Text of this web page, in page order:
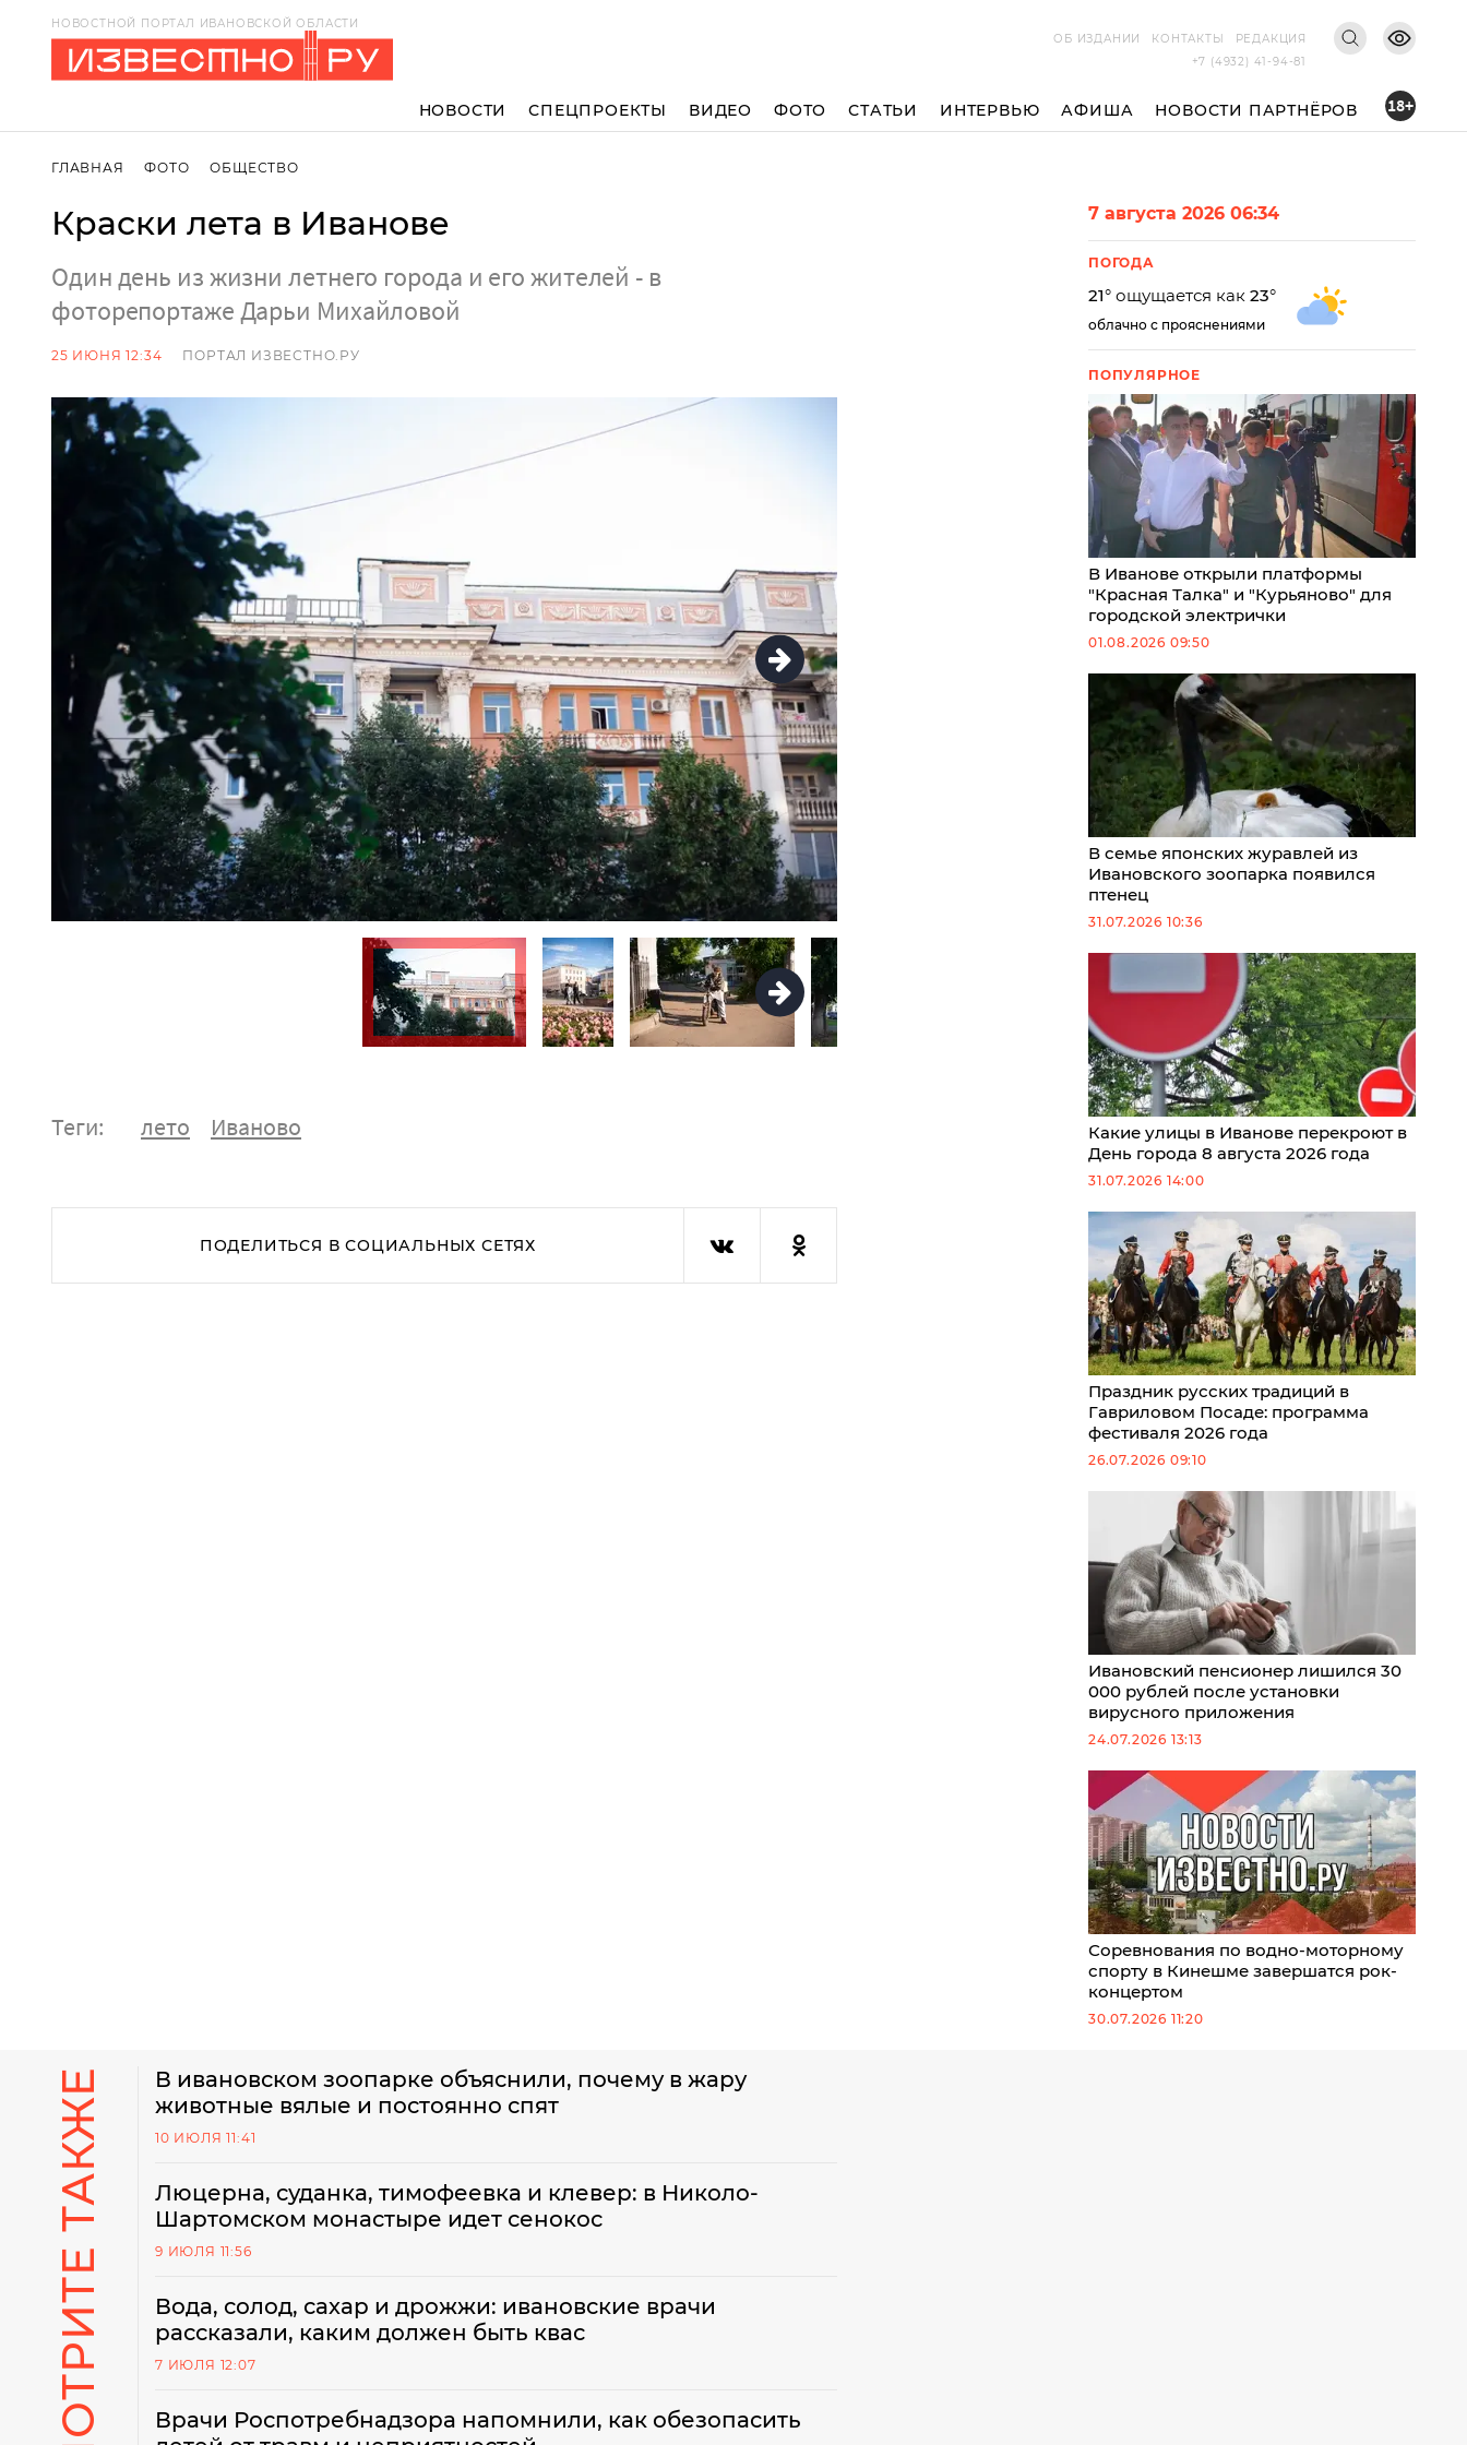
НОВОСТНОЙ ПОРТАЛ ИВАНОВСКОЙ ОБЛАСТИ
ОБ ИЗДАНИИ
КОНТАКТЫ
РЕДАКЦИЯ
+7 (4932) 41-94-81
НОВОСТИ СПЕЦПРОЕКТЫ ВИДЕО ФОТО СТАТЬИ ИНТЕРВЬЮ АФИША НОВОСТИ ПАРТНЁРОВ 18+
ГЛАВНАЯ ФОТО ОБЩЕСТВО
Краски лета в Иванове
Один день из жизни летнего города и его жителей - в
фоторепортаже Дарьи Михайловой
25 ИЮНЯ 12:34 ПОРТАЛ ИЗВЕСТНО.РУ
Теги: лето Иваново
ПОДЕЛИТЬСЯ В СОЦИАЛЬНЫХ СЕТЯХ
7 августа 2026 06:34
ПОГОДА
21° ощущается как 23°
облачно с прояснениями
ПОПУЛЯРНОЕ
В Иванове открыли платформы
"Красная Талка" и "Курьяново" для
городской электрички
01.08.2026 09:50
В семье японских журавлей из
Ивановского зоопарка появился
птенец
31.07.2026 10:36
Какие улицы в Иванове перекроют в
День города 8 августа 2026 года
31.07.2026 14:00
Праздник русских традиций в
Гавриловом Посаде: программа
фестиваля 2026 года
26.07.2026 09:10
Ивановский пенсионер лишился 30
000 рублей после установки
вирусного приложения
24.07.2026 13:13
Соревнования по водно-моторному
спорту в Кинешме завершатся рок-
концертом
30.07.2026 11:20
СМОТРИТЕ ТАКЖЕ
В ивановском зоопарке объяснили, почему в жару
животные вялые и постоянно спят
10 ИЮЛЯ 11:41
Люцерна, суданка, тимофеевка и клевер: в Николо-
Шартомском монастыре идет сенокос
9 ИЮЛЯ 11:56
Вода, солод, сахар и дрожжи: ивановские врачи
рассказали, каким должен быть квас
7 ИЮЛЯ 12:07
Врачи Роспотребнадзора напомнили, как обезопасить